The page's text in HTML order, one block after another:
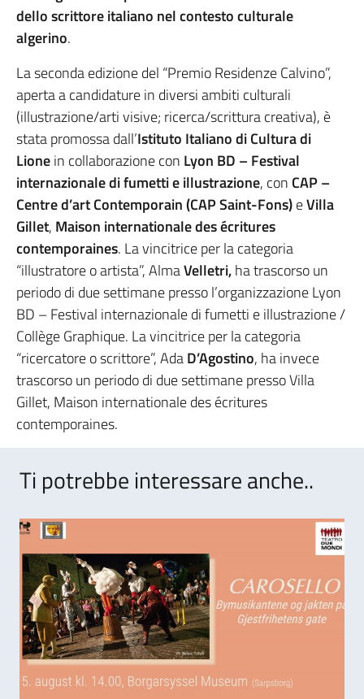
dello scrittore italiano nel contesto culturale
algerino.
La seconda edizione del “Premio Residenze Calvino”,
aperta a candidature in diversi ambiti culturali
(illustrazione/arti visive; ricerca/scrittura creativa), è
stata promossa dall’Istituto Italiano di Cultura di
Lionein collaborazione con Lyon BD – Festival
internazionale di fumetti e illustrazione, con CAP –
Centre d’art Contemporain (CAP Saint-Fons)eVilla
Gillet, Maison internationale des écritures
contemporaines. La vincitrice per la categoria
“illustratore o artista”, AlmaVelletri,ha trascorso un
periodo di due settimane presso l’organizzazione Lyon
BD – Festival internazionale di fumetti e illustrazione /
Collège Graphique. La vincitrice per la categoria
“ricercatore o scrittore”, AdaD’Agostino, ha invece
trascorso un periodo di due settimane presso Villa
Gillet, Maison internationale des écritures
contemporaines.
Ti potrebbe interessare anche..